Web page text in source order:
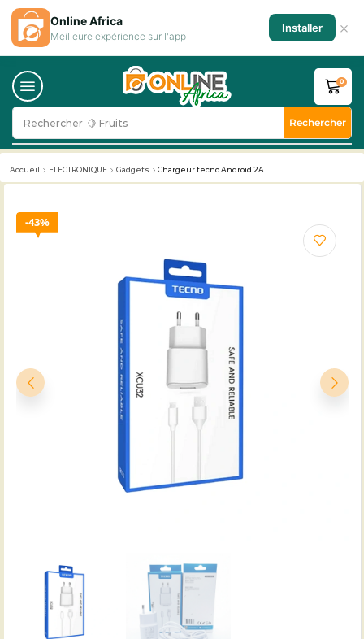
Rechercher 🍋 Fruits Rechercher
0
Accueil ELECTRONIQUE Gadgets Chargeur tecno Android 2A
43%
Online Africa
Meilleure expérience sur l'app
Installer ×